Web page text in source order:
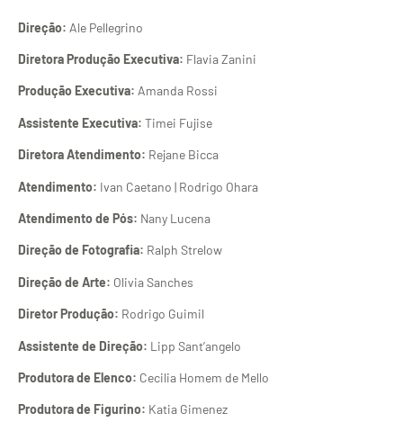
Direção: Ale Pellegrino
Diretora Produção Executiva: Flavia Zanini
Produção Executiva: Amanda Rossi
Assistente Executiva: Timei Fujise
Diretora Atendimento: Rejane Bicca
Atendimento: Ivan Caetano | Rodrigo Ohara
Atendimento de Pós: Nany Lucena
Direção de Fotografia: Ralph Strelow
Direção de Arte: Olivia Sanches
Diretor Produção: Rodrigo Guimil
Assistente de Direção: Lipp Sant’angelo
Produtora de Elenco: Cecilia Homem de Mello
Produtora de Figurino: Katia Gimenez